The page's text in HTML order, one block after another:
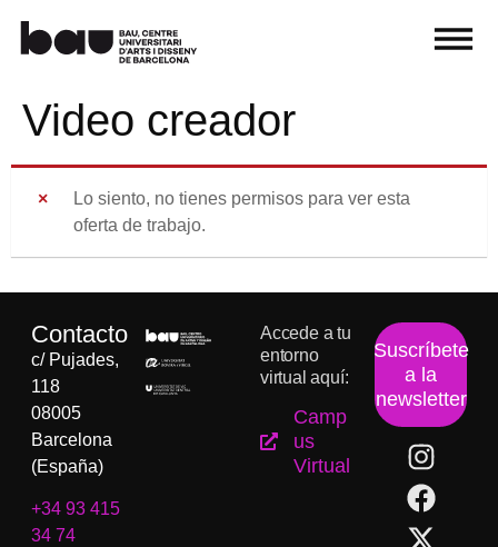
Video creador
Lo siento, no tienes permisos para ver esta
oferta de trabajo.
Contacto
c/ Pujades,
118
08005
Barcelona
(España)
+34 93 415
34 74
Accede a tu
entorno
virtual aquí:
Camp
us
Virtual
Suscríbete
a la
newsletter